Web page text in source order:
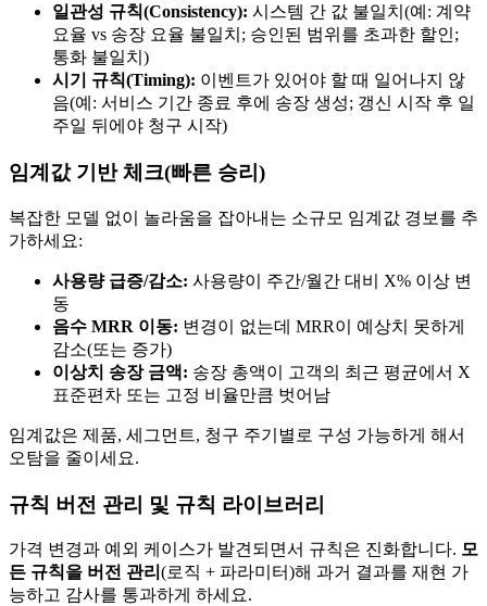
일관성 규칙(Consistency): 시스템 간 값 불일치(예: 계약
요율 vs 송장 요율 불일치; 승인된 범위를 초과한 할인;
통화 불일치)
시기 규칙(Timing): 이벤트가 있어야 할 때 일어나지 않
음(예: 서비스 기간 종료 후에 송장 생성; 갱신 시작 후 일
주일 뒤에야 청구 시작)
임계값 기반 체크(빠른 승리)
복잡한 모델 없이 놀라움을 잡아내는 소규모 임계값 경보를 추
가하세요:
사용량 급증/감소: 사용량이 주간/월간 대비 X% 이상 변
동
음수 MRR 이동: 변경이 없는데 MRR이 예상치 못하게
감소(또는 증가)
이상치 송장 금액: 송장 총액이 고객의 최근 평균에서 X
표준편차 또는 고정 비율만큼 벗어남
임계값은 제품, 세그먼트, 청구 주기별로 구성 가능하게 해서
오탐을 줄이세요.
규칙 버전 관리 및 규칙 라이브러리
가격 변경과 예외 케이스가 발견되면서 규칙은 진화합니다. 모
든 규칙을 버전 관리 (로직 + 파라미터)해 과거 결과를 재현 가
능하고 감사를 통과하게 하세요.